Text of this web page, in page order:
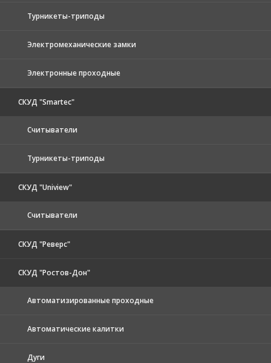
Турникеты-триподы
Электромеханические замки
Электронные проходные
СКУД "Smartec"
Считыватели
Турникеты-триподы
СКУД "Uniview"
Считыватели
СКУД "Реверс"
СКУД "Ростов-Дон"
Автоматизированные проходные
Автоматические калитки
Дуги